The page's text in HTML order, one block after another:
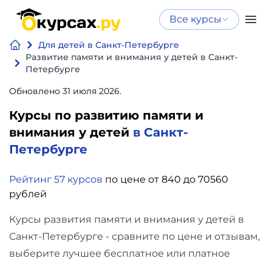
Все курсы
Для детей в Санкт-Петербурге
Развитие памяти и внимания у детей в Санкт-
Петербурге
Обновлено 31 июля 2026.
Курсы по развитию памяти и
внимания у детей в Санкт-
Петербурге
Рейтинг 57 курсов по цене от 840 до 70560
рублей
Курсы развития памяти и внимания у детей в
Санкт-Петербурге - сравните по цене и отзывам,
выберите лучшее бесплатное или платное
Нейросеть
и ИИ
Программирование
Бизнес
и
финансы
Дизайн
Аналитика
Видео,
Нейросеть и ИИ
искусственному
Курсы по нейросетям
Бесплатно